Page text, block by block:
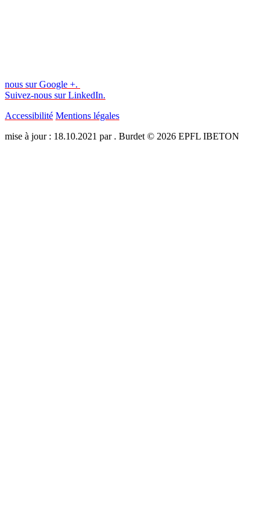
nous sur Google +.
Suivez-nous sur LinkedIn.
Accessibilité Mentions légales
mise à jour : 18.10.2021 par . Burdet © 2026 EPFL IBETON